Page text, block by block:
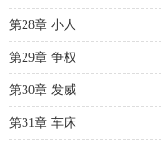
第28章 小人
第29章 争权
第30章 发威
第31章 车床